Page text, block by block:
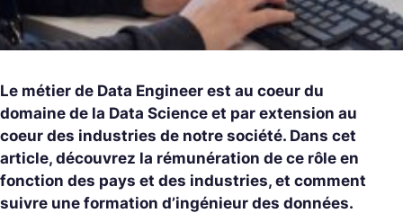
Le métier de Data Engineer est au coeur du
domaine de la Data Science et par extension au
coeur des industries de notre société. Dans cet
article, découvrez la rémunération de ce rôle en
fonction des pays et des industries, et comment
suivre une formation d’ingénieur des données.